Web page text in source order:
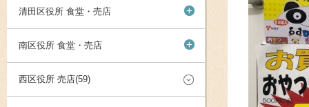
清田区役所 食堂・売店 +
南区役所 食堂・売店 +
西区役所 売店(59)